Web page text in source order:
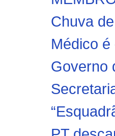
Chuva
Médico
Governo